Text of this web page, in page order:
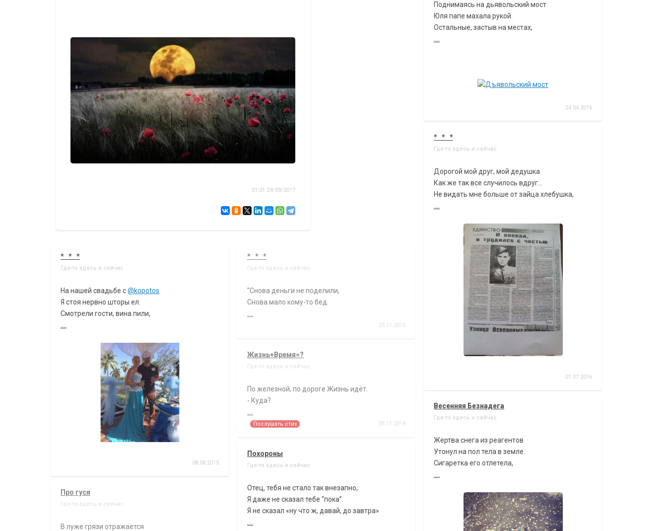
01:01 29/09/2017
Поднимаясь на дьявольский мост
Юля папе махала рукой.
Остальные, застыв на местах,
24.04.2016
* * *
Где-то здесь и сейчас
Дорогой мой друг, мой дедушка
Как же так все случилось вдруг...
Не видать мне больше от зайца хлебушка,
01.07.2016
* * *
Где-то здесь и сейчас
На нашей свадьбе с@kopotos
Я стоя нервно шторы ел.
Смотрели гости, вина пили,
08.08.2015
* * *
Где-то здесь и сейчас
"Снова деньги не поделили,
Снова мало кому-то бед.
25.11.2015
Жизнь+Время=?
Где-то здесь и сейчас
По железной, по дороге Жизнь идёт.
- Куда?
Послушать стих 05.11.2018
Весенняя Безнадега
Где-то здесь и сейчас
Жертва снега из реагентов
Утонул на пол тела в земле.
Сигаретка его отлетела,
Похороны
Где-то здесь и сейчас
Отец, тебя не стало так внезапно,
Я даже не сказал тебе “пока”.
Я не сказал «ну что ж, давай, до завтра»
Про гуся
Где-то здесь и сейчас
В луже грязи отражается